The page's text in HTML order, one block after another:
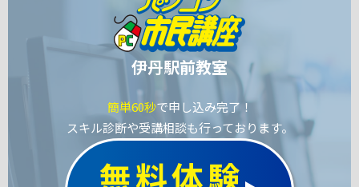
伊丹駅前教室
簡単60秒で申し込み完了！
スキル診断や受講相談も行っております。
無料体験